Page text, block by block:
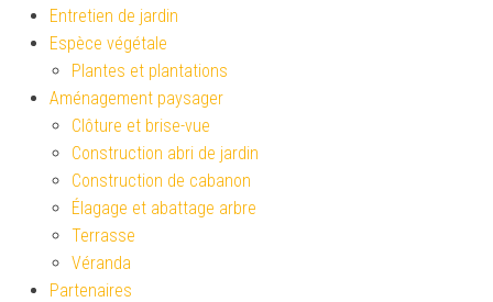
Entretien de jardin
Espèce végétale
Plantes et plantations
Aménagement paysager
Clôture et brise-vue
Construction abri de jardin
Construction de cabanon
Élagage et abattage arbre
Terrasse
Véranda
Partenaires